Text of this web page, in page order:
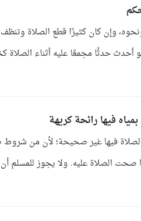
وإن كان كثيرًا قطع الصلاة
أحدث حدثًا مجمعًا عليه أثناء
فيها رائحة كريهة
فيها غير صحيحة؛ لأن من شروط
صحت الصلاة عليه. ولا يجوز